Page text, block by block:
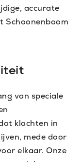
accurate
Schoonenboom
van speciale
klachten in
mede door
elkaar. Onze